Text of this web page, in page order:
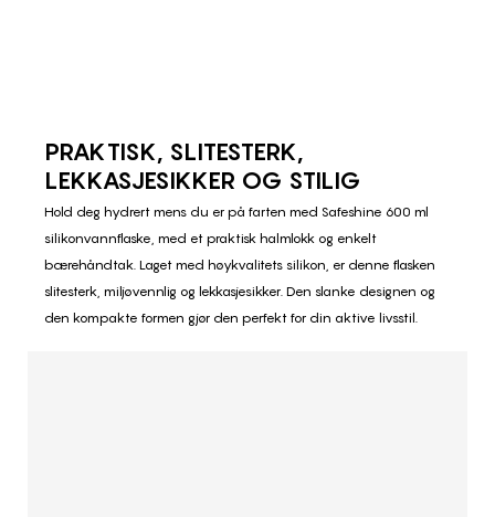
PRAKTISK, SLITESTERK,
LEKKASJESIKKER OG STILIG
Hold deg hydrert mens du er på farten med Safeshine 600 ml
silikonvannflaske, med et praktisk halmlokk og enkelt
bærehåndtak. Laget med høykvalitets silikon, er denne flasken
slitesterk, miljøvennlig og lekkasjesikker. Den slanke designen og
den kompakte formen gjør den perfekt for din aktive livsstil.